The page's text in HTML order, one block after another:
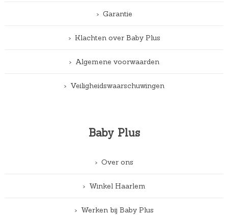
Garantie
Klachten over Baby Plus
Algemene voorwaarden
Veiligheidswaarschuwingen
Baby Plus
Over ons
Winkel Haarlem
Werken bij Baby Plus